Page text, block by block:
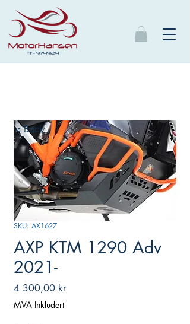
SKU: AX1627
AXP KTM 1290 Adv
2021-
4 300,00 krPris
MVA Inkludert
< Back